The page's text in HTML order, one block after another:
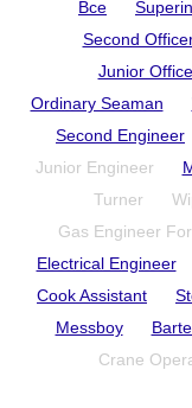
Все
Second
Junior
Ordinary Seaman
Second Engineer
Junior Engineer
Turner
Gas Engineer
Electrical Engineer
Cook Assistant
Messboy
Crane